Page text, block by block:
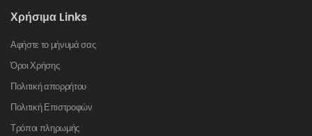
Χρήσιμα Links
Αφήστε το μήνυμά σας
Όροι Χρήσης
Πολιτική απορρήτου
Πολιτική Επιστροφών
Τρόποι πληρωμής